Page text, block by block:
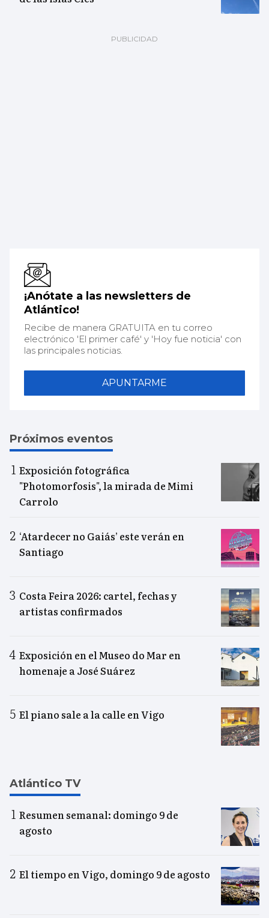
¡Anótate a las newsletters de
Atlántico!
Recibe de manera GRATUITA en tu correo
electrónico 'El primer café' y 'Hoy fue noticia' con
las principales noticias.
APUNTARME
Próximos eventos
Exposición fotográfica
"Photomorfosis", la mirada de Mimi
Carrolo
‘Atardecer no Gaiás’ este verán en
Santiago
Costa Feira 2026: cartel, fechas y
artistas confirmados
Exposición en el Museo do Mar en
homenaje a José Suárez
El piano sale a la calle en Vigo
Atlántico TV
Resumen semanal: domingo 9 de
agosto
El tiempo en Vigo, domingo 9 de agosto